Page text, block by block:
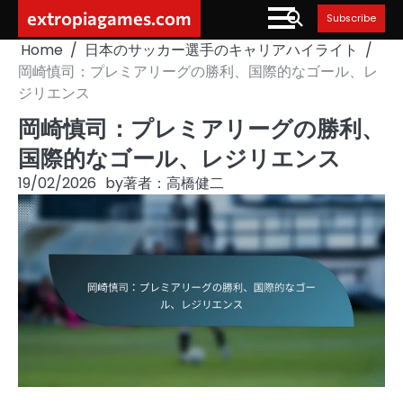
content
extropiagames.com Subscribe
Home
日本のサッカー選手のキャリアハイライト
岡崎慎司：プレミアリーグの勝利、国際的なゴール、レ
ジリエンス
岡崎慎司：プレミアリーグの勝利、
国際的なゴール、レジリエンス
19/02/2026 by著者：高橋健二